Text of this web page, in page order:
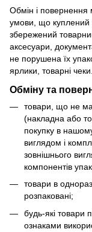
Обмін і повернення
умови, що куплений
збережений
аксесуари,
не порушена їх
ярлики, товарні чеки.
Обміну та
товари, що не
(накладна або
покупку в
виглядом і
зовнішнього
компонентів
товари в
розпаковані;
будь-які товари
ознаками